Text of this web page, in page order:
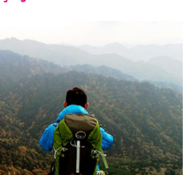
size.size.size.